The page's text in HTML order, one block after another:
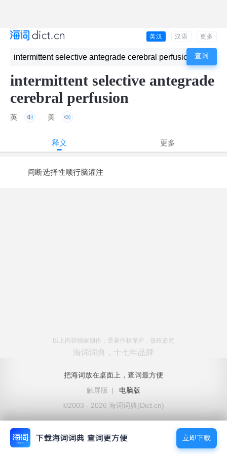
英汉 汉语 更多
intermittent selective antegrade
cerebral perfusion
英 美
释义 更多
间断选择性顺行脑灌注
以上内容独家创作，受著作权保护，侵权必究
海词词典，十七年品牌
把海词放在桌面上，查词最方便
触屏版
|
电脑版
©2003 - 2026 海词词典(Dict.cn)
立即下载
立即下载